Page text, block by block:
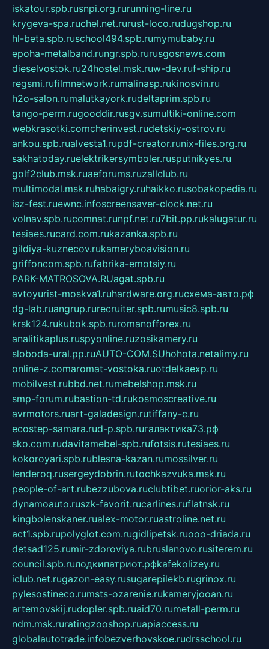
iskatour.spb.rusnpi.org.rurunning-line.ru
krygeva-spa.ruchel.net.rurust-loco.rudugshop.ru
hl-beta.spb.ruschool494.spb.rumymubaby.ru
epoha-metalband.rungr.spb.rurusgosnews.com
dieselvostok.ru24hostel.msk.ruw-dev.ruf-ship.ru
regsmi.rufilmnetwork.rumalinasp.rukinosvin.ru
h2o-salon.rumalutkayork.rudeltaprim.spb.ru
tango-perm.rugooddir.rusgv.sumultiki-online.com
webkrasotki.comcherinvest.rudetskiy-ostrov.ru
ankou.spb.rualvesta1.rupdf-creator.runix-files.org.ru
sakhatoday.ruelektrikersymboler.rusputnikyes.ru
golf2club.msk.ruaeforums.ruzallclub.ru
multimodal.msk.ruhabaigry.ruhaikko.rusobakopedia.ru
isz-fest.ruewnc.infoscreensaver-clock.net.ru
volnav.spb.rucomnat.runpf.net.ru7bit.pp.rukalugatur.ru
tesiaes.rucard.com.rukazanka.spb.ru
gildiya-kuznecov.rukameryboavision.ru
griffoncom.spb.rufabrika-emotsiy.ru
PARK-MATROSOVA.RUagat.spb.ru
avtoyurist-moskva1.ruhardware.org.ruсхема-авто.рф
dg-lab.ruangrup.rurecruiter.spb.rumusic8.spb.ru
krsk124.rukubok.spb.ruromanofforex.ru
analitikaplus.ruspyonline.ruzosikamery.ru
sloboda-ural.pp.ruAUTO-COM.SUhohota.netalimy.ru
online-z.comaromat-vostoka.ruotdelkaexp.ru
mobilvest.rubbd.net.rumebelshop.msk.ru
smp-forum.rubastion-td.rukosmoscreative.ru
avrmotors.ruart-galadesign.rutiffany-c.ru
ecostep-samara.rud-p.spb.ruгалактика73.рф
sko.com.rudavitamebel-spb.rufotsis.rutesiaes.ru
kokoroyari.spb.rublesna-kazan.rumossilver.ru
lenderoq.rusergeydobrin.rutochkazvuka.msk.ru
people-of-art.rubezzubova.ruclubtibet.ruorior-aks.ru
dynamoauto.ruszk-favorit.rucarlines.ruflatnsk.ru
kingbolenskaner.rualex-motor.ruastroline.net.ru
act1.spb.rupolyglot.com.rugidlipetsk.ruooo-driada.ru
detsad125.rumir-zdoroviya.rubruslanovo.rusiterem.ru
council.spb.ruлодкипатриот.рфkafekolizey.ru
iclub.net.rugazon-easy.rusugarepilekb.rugrinox.ru
pylesostineco.rumsts-ozarenie.rukameryjooan.ru
artemovskij.rudopler.spb.ruaid70.rumetall-perm.ru
ndm.msk.ruratingzooshop.ruapiaccess.ru
globalautotrade.infobezverhovskoe.rudrsschool.ru